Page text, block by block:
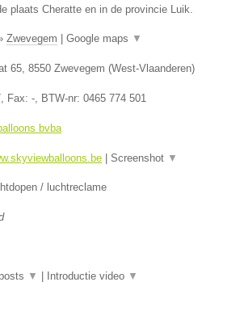
plaats Cheratte en in de provincie Luik.
Zwevegem | Google maps ▼
65 8550 Zwevegem (West-Vlaanderen)
, Fax: - , BTW-nr: 0465 774 501
bvba
| Screenshot ▼
/ luchtreclame
▼ | Introductie video ▼